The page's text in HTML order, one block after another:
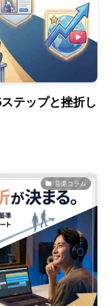
テップと挫折し
音楽コラム